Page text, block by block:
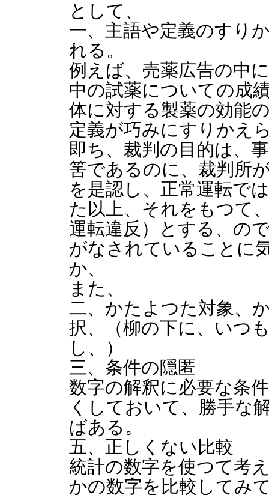
として、
一、主語や定義のすり
れる。
例えば、売薬広告の中
中の試薬についての成
体に対する製薬の効能
定義が巧みにすりかえ
即ち、裁判の目的は、
筈であるのに、裁判所
を是認し、正常運転で
た以上、それをもつて
運転違反）とする、の
がなされていることに
か、
また、
二、かたよつた対象、
択、（柳の下に、いつ
し、）
三、条件の隠匿
数字の解釈に必要な条
くしておいて、勝手な
ばある。
五、正しくない比較
統計の数字を使つて考
かの数字を比較してみ